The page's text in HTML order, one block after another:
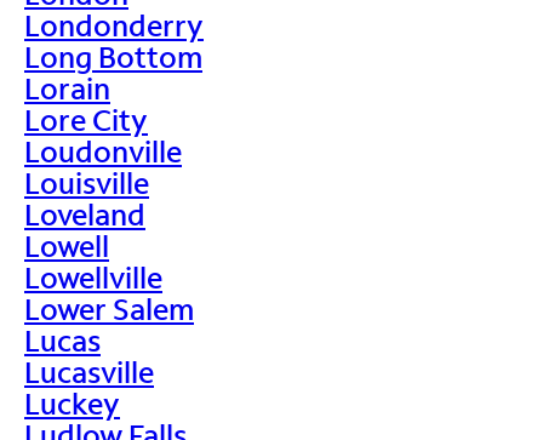
Londonderry
Long Bottom
Lorain
Lore City
Loudonville
Louisville
Loveland
Lowell
Lowellville
Lower Salem
Lucas
Lucasville
Luckey